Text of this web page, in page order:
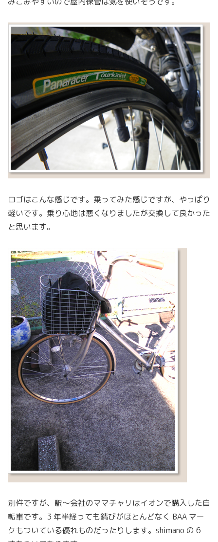
ロゴはこんな感じです。乗ってみた感じですが、やっぱり
軽いです。乗り心地は悪くなりましたが交換して良かった
と思います。
別件ですが、駅〜会社のママチャリはイオンで購入した自
転車です。3 年半経っても錆びがほとんどなく BAA マー
クもついている優れものだったりします。shimano の 6